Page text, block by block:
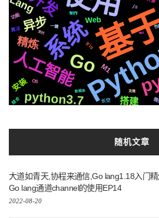
基
系统
Go
人工智能
python3.7
异步
精炼
搭建
安装
Web
M1
js
Iris
长空
算法
功能
OS
结合
性
制作
一键
支付
克隆
api
数据库
深度
2020
合成
随机文章
大道如青天,协程来通信,Go lang1.18入门精
Go lang通道channel的使用EP14
2022-08-20